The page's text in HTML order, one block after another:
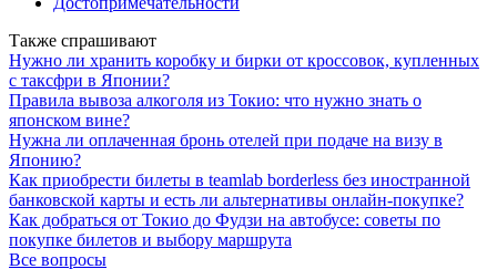
Также спрашивают
Нужно ли хранить коробку и бирки от кроссовок, купленных
с таксфри в Японии?
Правила вывоза алкоголя из Токио: что нужно знать о
японском вине?
Нужна ли оплаченная бронь отелей при подаче на визу в
Японию?
Как приобрести билеты в teamlab borderless без иностранной
банковской карты и есть ли альтернативы онлайн-покупке?
Как добраться от Токио до Фудзи на автобусе: советы по
покупке билетов и выбору маршрута
Все вопросы